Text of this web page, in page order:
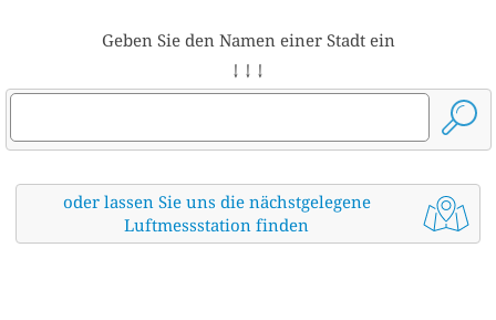
Geben Sie den Namen einer Stadt ein
↓ ↓ ↓
oder lassen Sie uns die nächstgelegene
Luftmessstation finden